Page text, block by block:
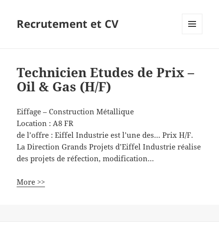
Recrutement et CV
Technicien Etudes de Prix –
Oil & Gas (H/F)
Eiffage – Construction Métallique
Location :A8 FR
de l’offre : Eiffel Industrie est l’une des… Prix H/F.
La Direction Grands Projets d’Eiffel Industrie réalise
des projets de réfection, modification…
More >>